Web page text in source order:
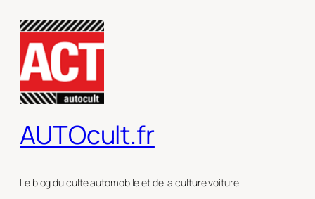
contenu
AUTOcult.fr
Le blog du culte automobile et de la culture voiture